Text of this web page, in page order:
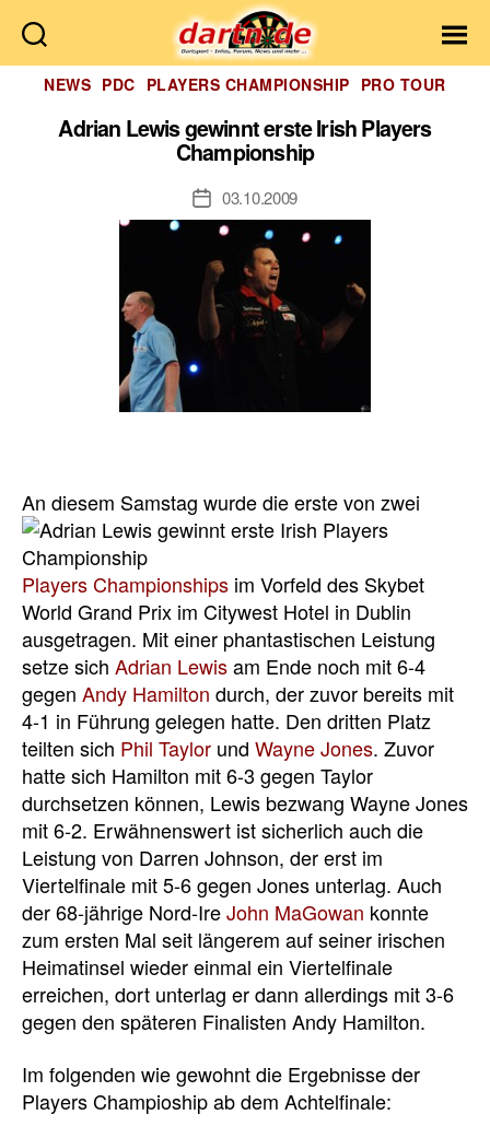
Dartn.de
Kategorien
NEWS PDC PLAYERS CHAMPIONSHIP PRO TOUR
Adrian Lewis gewinnt erste Irish Players
Championship
Veröffentlichungsdatum
03.10.2009
An diesem Samstag wurde die erste von zwei
Players Championships im Vorfeld des Skybet
World Grand Prix im Citywest Hotel in Dublin
ausgetragen. Mit einer phantastischen Leistung
setze sich Adrian Lewisam Ende noch mit 6-4
gegen Andy Hamilton durch, der zuvor bereits mit
4-1 in Führung gelegen hatte. Den dritten Platz
teilten sich Phil Taylor und Wayne Jones. Zuvor
hatte sich Hamilton mit 6-3 gegen Taylor
durchsetzen können, Lewis bezwang Wayne Jones
mit 6-2. Erwähnenswert ist sicherlich auch die
Leistung von Darren Johnson, der erst im
Viertelfinale mit 5-6 gegen Jones unterlag. Auch
der 68-jährige Nord-IreJohn MaGowan konnte
zum ersten Mal seit längerem auf seiner irischen
Heimatinsel wieder einmal ein Viertelfinale
erreichen, dort unterlag er dann allerdings mit 3-6
gegen den späteren Finalisten Andy Hamilton.
Im folgenden wie gewohnt die Ergebnisse der
Players Champioship ab dem Achtelfinale: